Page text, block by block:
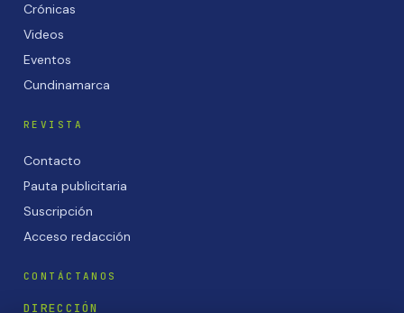
Crónicas
Videos
Eventos
Cundinamarca
REVISTA
Contacto
Pauta publicitaria
Suscripción
Acceso redacción
CONTÁCTANOS
DIRECCIÓN